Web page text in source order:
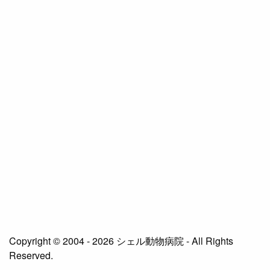
Copyright © 2004 - 2026 シェル動物病院 - All Rights
Reserved.